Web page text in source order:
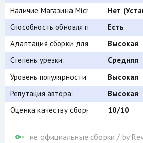
Наличие Магазина Microsoft Store:
Нет
Способность обновляться (по Windows
Есть
Адаптация сборки для игр:
Высокая
Степень урезки:
Средняя
Уровень популярности по скачиваниям:
Высокая
Репутация автора:
Высокая
Оценка качеству сборки (от 10/10
не официальные сборки / by